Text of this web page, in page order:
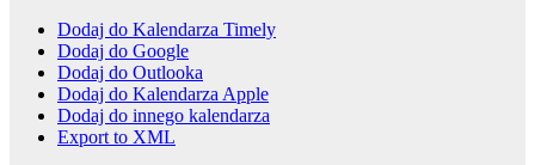
Dodaj do Kalendarza Timely
Dodaj do Google
Dodaj do Outlooka
Dodaj do Kalendarza Apple
Dodaj do innego kalendarza
Export to XML